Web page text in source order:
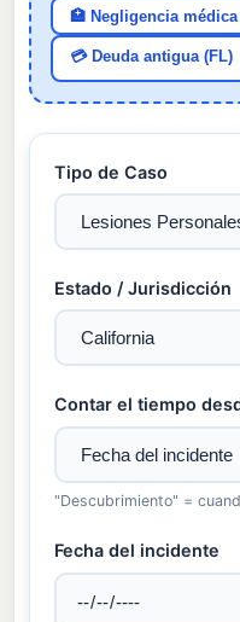
🏥 Negligencia médica
💳 Deuda antigua (FL)
Tipo de Caso
Estado / Jurisdicción
Contar el tiempo
"Descubrimiento" =
Fecha del incidente